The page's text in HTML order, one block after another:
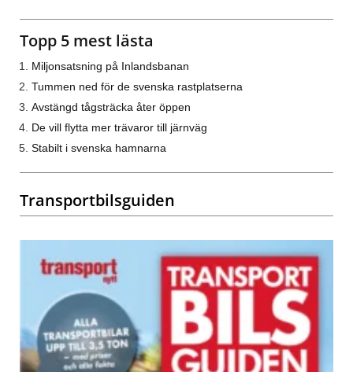
Topp 5 mest lästa
Miljonsatsning på Inlandsbanan
Tummen ned för de svenska rastplatserna
Avstängd tågsträcka åter öppen
De vill flytta mer trävaror till järnväg
Stabilt i svenska hamnarna
Transportbilsguiden